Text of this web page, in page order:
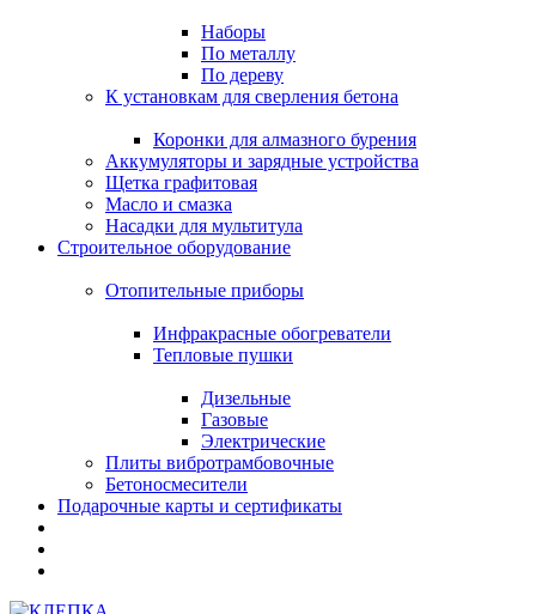
Наборы
По металлу
По дереву
К установкам для сверления бетона
Коронки для алмазного бурения
Аккумуляторы и зарядные устройства
Щетка графитовая
Масло и смазка
Насадки для мультитула
Строительное оборудование
Отопительные приборы
Инфракрасные обогреватели
Тепловые пушки
Дизельные
Газовые
Электрические
Плиты вибротрамбовочные
Бетоносмесители
Подарочные карты и сертификаты